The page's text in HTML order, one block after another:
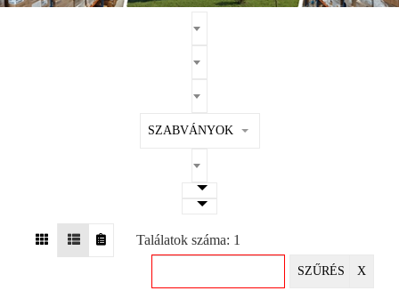
EGYÉB
SZABVÁNYOK
Találatok száma: 1
SZŰRÉS X